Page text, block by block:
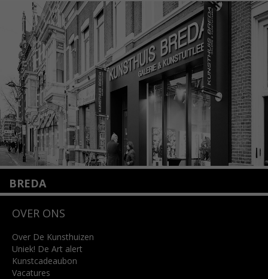
Amstelveenseweg 135
1075 VX Amsterdam
+31 (0)20 2332546
info@kunsthuisamsterdam.nl
Lees meer
BREDA
4818 SB Breda
info@kunsthuisbreda.nl
Lees meer
OVER ONS
Over De Kunsthuizen
Uniek! De Art alert
Kunstcadeaubon
Vacatures